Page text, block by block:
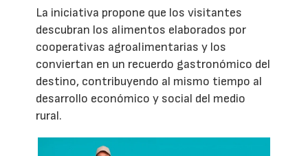
La iniciativa propone que los visitantes
descubran los alimentos elaborados por
cooperativas agroalimentarias y los
conviertan en un recuerdo gastronómico del
destino, contribuyendo al mismo tiempo al
desarrollo económico y social del medio
rural.